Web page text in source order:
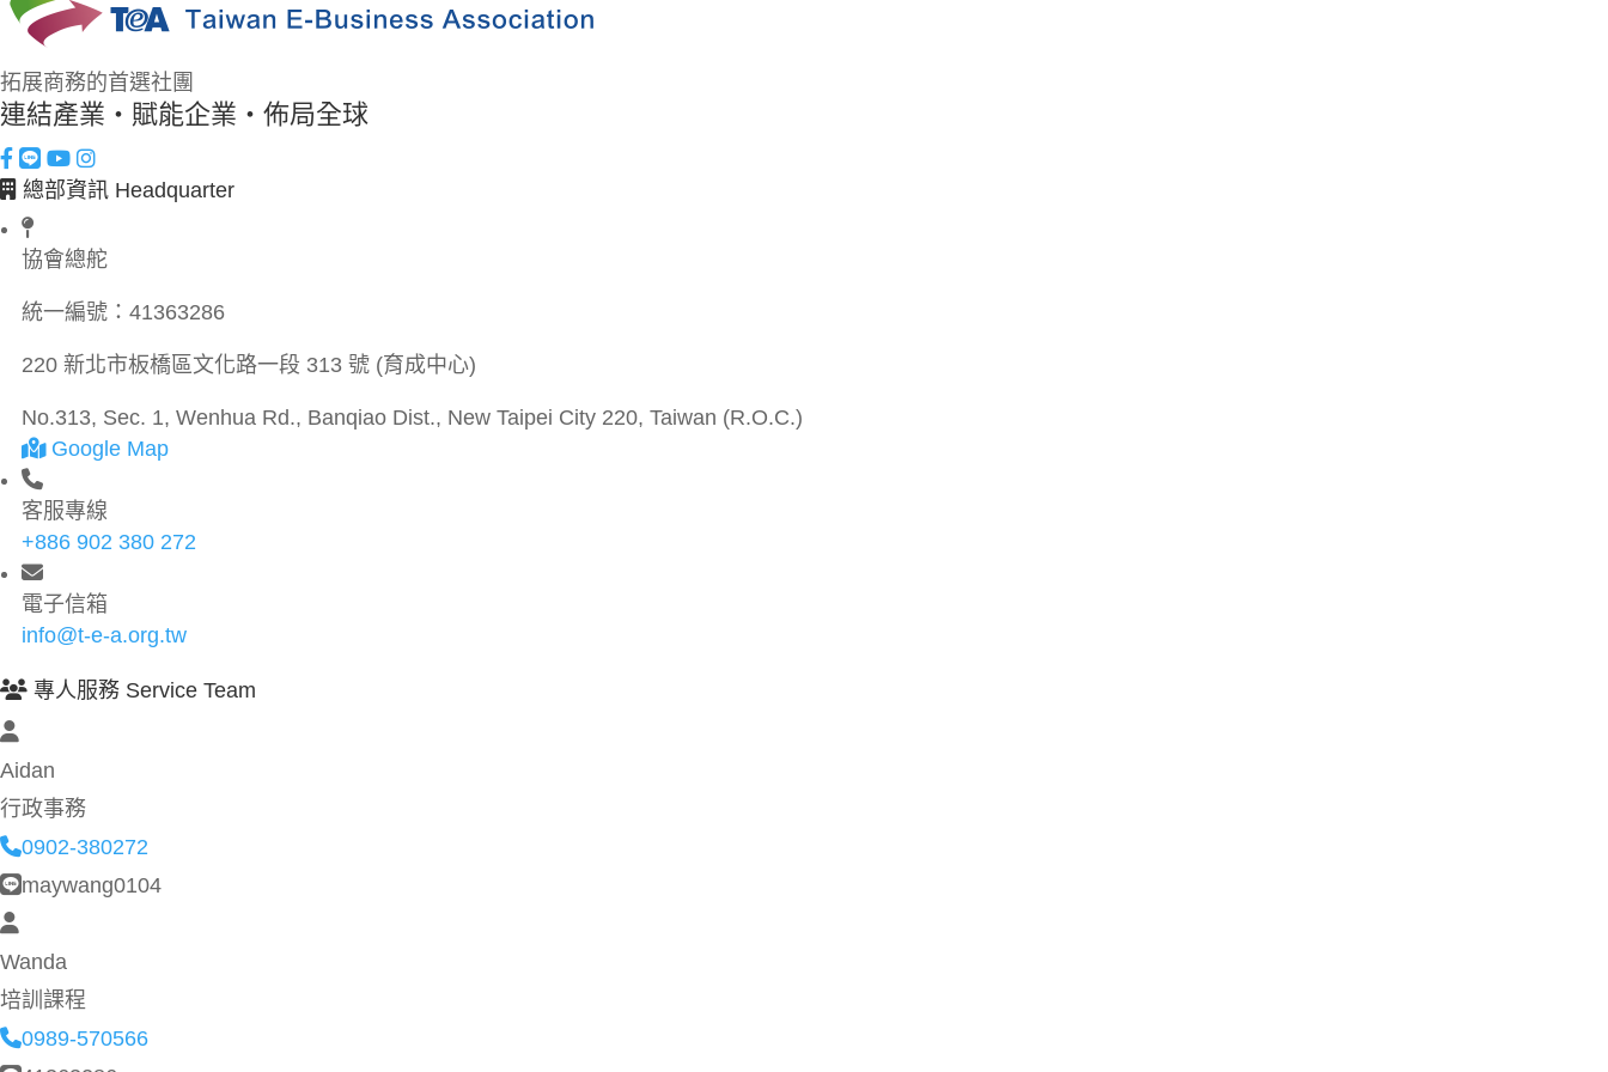
拓展商務的首選社團
連結產業・賦能企業・佈局全球
總部資訊 Headquarter
協會總舵
統一編號： 41363286
220 新北市板橋區文化路一段 313 號 (育成中心)
No.313, Sec. 1, Wenhua Rd., Banqiao Dist., New Taipei City 220, Taiwan (R.O.C.)
Google Map
客服專線
+886 902 380 272
電子信箱
info@t-e-a.org.tw
專人服務 Service Team
Aidan
行政事務
0902-380272
maywang0104
Wanda
培訓課程
0989-570566